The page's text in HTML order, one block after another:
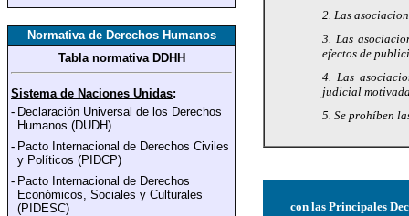
Normativa de Derechos Humanos
Tabla normativa DDHH
Sistema de Naciones Unidas:
- Declaración Universal de los Derechos
Humanos (DUDH)
- Pacto Internacional de Derechos Civiles
y Políticos (PIDCP)
- Pacto Internacional de Derechos
Económicos, Sociales y Culturales
(PIDESC)
2. Las
3. Las
efectos de
4. Las
judicial
5. Se prohíben
con las Principales